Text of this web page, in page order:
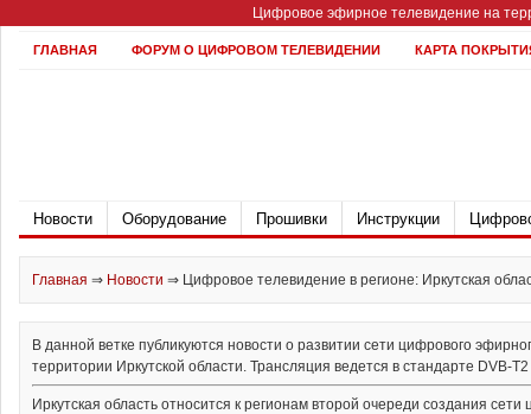
Цифровое эфирное телевидение на
ГЛАВНАЯ ФОРУМ О ЦИФРОВОМ ТЕЛЕВИДЕНИИ КАРТА
Новости Оборудование Прошивки Инструкции
Главная ⇒ Новости ⇒ Цифровое телевидение в регионе: Иркутская
В данной ветке публикуются новости о развитии сети цифрового
территории Иркутской области. Трансляция ведется в стандарте DVB-
Иркутская область относится к регионам второй очереди создания